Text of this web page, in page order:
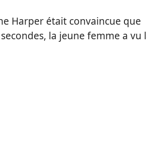
Harper était convaincue que
la jeune femme a vu